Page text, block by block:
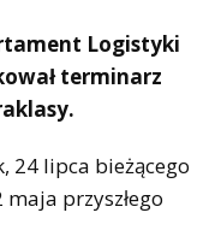
Logistyki
terminarz
24 lipca bieżącego
przyszłego